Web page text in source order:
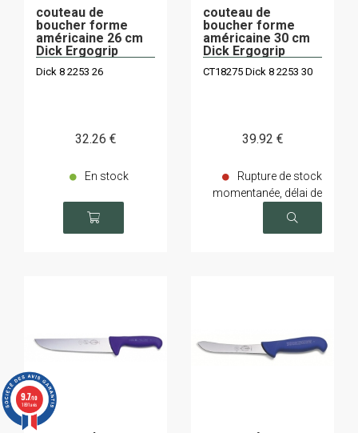
couteau de
boucher forme
américaine 26 cm
Dick Ergogrip
Dick 8 2253 26
32.26 €
En stock
couteau de
boucher forme
américaine 30 cm
Dick Ergogrip
CT18275 Dick 8 2253 30
39.92 €
Rupture de stock
momentanée, délai de
livraison sur demande
9.7/10
1891 avis